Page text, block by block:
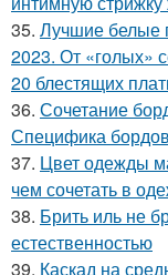
35. Лучшие белые
2023. От «голых»
20 блестящих
36. Сочетание
Специфика
37. Цвет одежды
чем сочетать в
38. Брить иль не
естественностью
39. Каскад на